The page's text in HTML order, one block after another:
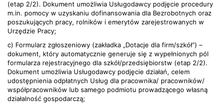
(etap 2/2). Dokument umożliwia Usługodawcy podjęcie procedury
m.in. pomocy w uzyskaniu dofinansowania dla Bezrobotnych oraz
poszukujących pracy, rolników i emerytów zarejestrowanych w
Urzędzie Pracy;
c) Formularz zgłoszeniowy (zakładka „Dotacje dla firm/szkół”) –
dokument, który automatycznie generuje się z wypełnionych pól
formularza rejestracyjnego dla szkół/przedsiębiorstw (etap 2/2).
Dokument umożliwia Usługodawcy podjęcie działań, celem
udostępnienia odpłatnych Usług dla pracownika/ pracowników/
współpracowników lub samego podmiotu prowadzącego własną
działalność gospodarczą;